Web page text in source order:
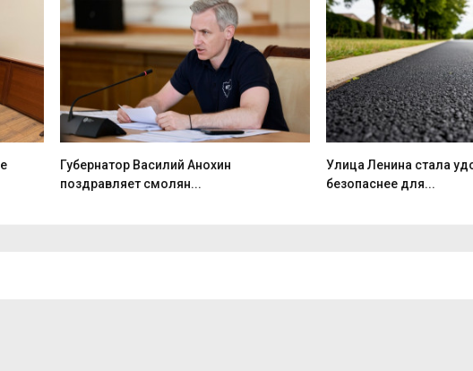
Губернатор Василий Анохин
поздравляет смолян...
Улица Ленина стала
безопаснее для...